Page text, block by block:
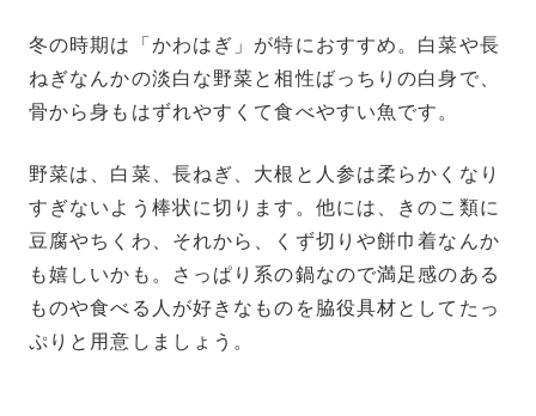
冬の時期は「かわはぎ」が特におすすめ。白菜や長
ねぎなんかの淡白な野菜と相性ばっちりの白身で、
骨から身もはずれやすくて食べやすい魚です。
野菜は、白菜、長ねぎ、大根と人参は柔らかくなり
すぎないよう棒状に切ります。他には、きのこ類に
豆腐やちくわ、それから、くず切りや餅巾着なんか
も嬉しいかも。さっぱり系の鍋なので満足感のある
ものや食べる人が好きなものを脇役具材としてたっ
ぷりと用意しましょう。